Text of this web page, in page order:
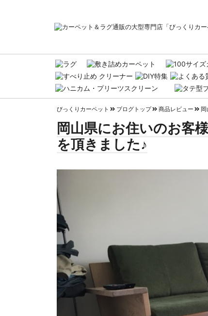
びっくりカーペット ブログトップ 商品レビュー
岡山県にお住いのお客
を頂きました♪